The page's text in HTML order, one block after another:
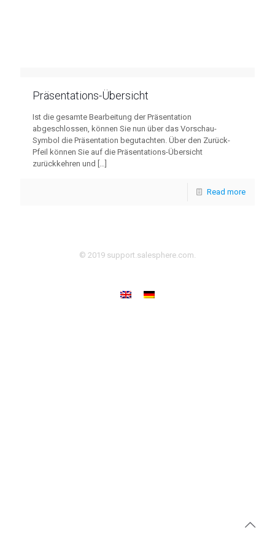
Präsentations-Übersicht
Ist die gesamte Bearbeitung der Präsentation
abgeschlossen, können Sie nun über das Vorschau-
Symbol die Präsentation begutachten. Über den Zurück-
Pfeil können Sie auf die Präsentations-Übersicht
zurückkehren und […]
Read more
© 2019 support.salesphere.com.